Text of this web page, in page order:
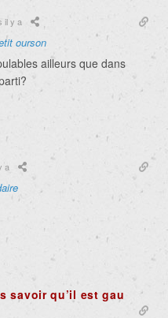
il y a
ourson
ailleurs que dans
a
savoir qu’il est gau